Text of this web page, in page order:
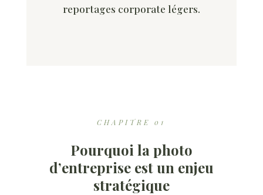
reportages corporate légers.
CHAPITRE 01
Pourquoi la photo
d’entreprise est un enjeu
stratégique